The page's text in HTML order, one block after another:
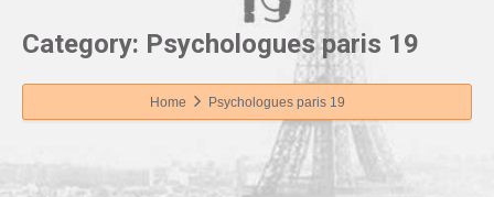
Category: Psychologues paris 19
Home Psychologues paris 19